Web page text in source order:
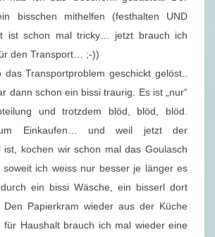
bisschen mithelfen (festhalten UND
ist schon mal tricky… jetzt brauch ich
den Transport… ;-))
Transportproblem geschickt gelöst..
dann schon ein bissi traurig. Es ist „nur“
und trotzdem blöd, blöd, blöd.
Einkaufen… und weil jetzt der
ist, kochen wir schon mal das Goulasch
ich weiss nur besser je länger es
ein bissi Wäsche, ein bisserl dort
Den Papierkram wieder aus der Küche
Haushalt brauch ich mal wieder eine